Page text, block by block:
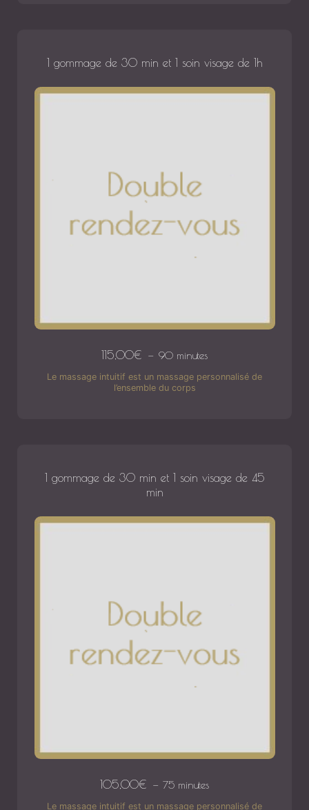
1 gommage de 30 min et 1 soin visage de 1h
115,00€ 90 minutes
Le massage intuitif est un massage personnalisé de
l’ensemble du corps
1 gommage de 30 min et 1 soin visage de 45
min
105,00€ 75 minutes
Le massage intuitif est un massage personnalisé de